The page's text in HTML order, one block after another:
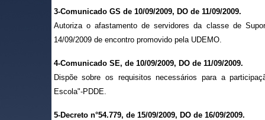
3-Comunicado GS de 10/09/2009, DO de 11/09/2009.
Autoriza o afastamento de servidores da classe de
14/09/2009 de encontro promovido pela UDEMO.
4-Comunicado SE, de 10/09/2009, DO de 11/09/2009.
Dispõe sobre os requisitos necessários para a
Escola"-PDDE.
5-Decreto n°54.779, de 15/09/2009, DO de 16/09/2009.